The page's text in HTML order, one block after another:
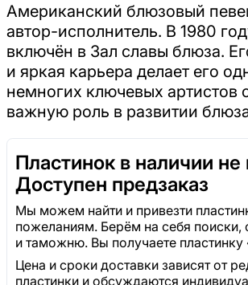
Американский блюзовый
автор-исполнитель. В 1980
включён в Зал славы блюза.
и яркая карьера делает его
немногих ключевых артистов
важную роль в развитии
Пластинок в наличии не
Доступен предзаказ
Мы можем найти и привезти
пожеланиям. Берём на себя
и таможню. Вы получаете
Цена и сроки доставки зависят от
пластинки и обсуждаются